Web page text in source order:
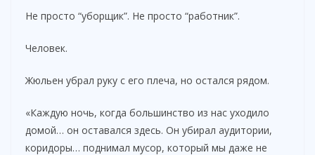
Не просто “уборщик”. Не просто “работник”.
Человек.
Жюльен убрал руку с его плеча, но остался рядом.
«Каждую ночь, когда большинство из нас уходило
домой… он оставался здесь. Он убирал аудитории,
коридоры… поднимал мусор, который мы даже не